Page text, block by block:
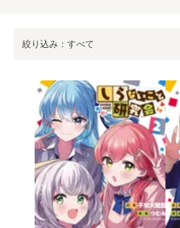
絞り込み：すべて